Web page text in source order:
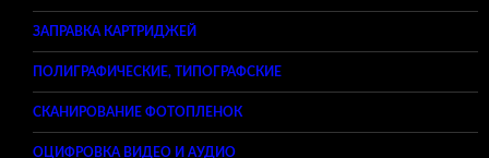
ЗАПРАВКА КАРТРИДЖЕЙ
ПОЛИГРАФИЧЕСКИЕ, ТИПОГРАФСКИЕ
СКАНИРОВАНИЕ ФОТОПЛЕНОК
ОЦИФРОВКА ВИДЕО И АУДИО